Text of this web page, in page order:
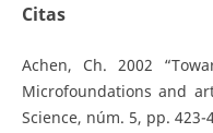
Citas
Achen, Ch. 2002
Microfoundations and
Science, núm. 5, pp. 423-